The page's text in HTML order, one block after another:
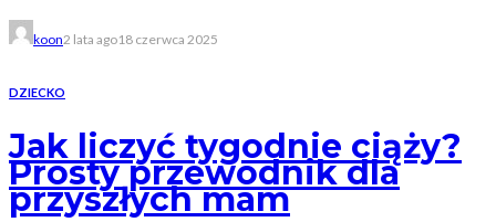
koon2 lata ago18 czerwca 2025
DZIECKO
Jak liczyć tygodnie ciąży?
Prosty przewodnik dla
przyszłych mam